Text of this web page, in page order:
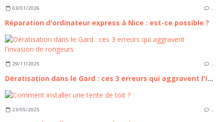
03/01/2026 …
Réparation d'ordinateur express à Nice : est-ce possible ?
29/11/2025 …
Dératisation dans le Gard : ces 3 erreurs qui aggravent l'invasion de rongeurs
23/05/2025